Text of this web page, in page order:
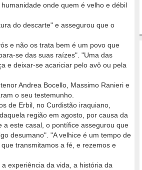
onde quem é velho e débil
do descarte" e assegurou que o
e não os trata bem é um povo que
se das suas raízes". "Uma das
e deixar-se acariciar pelo avô ou pela
Andrea Bocello, Massimo Ranieri e
o seu testemunho.
de Erbil, no Curdistão iraquiano,
região em agosto, por causa da
a este casal, o pontífice assegurou que
desumano". "A velhice é um tempo de
transmitamos a fé, e rezemos e
experiência da vida, a história da